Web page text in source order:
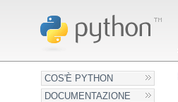
COS'È PYTHON
DOCUMENTAZIONE